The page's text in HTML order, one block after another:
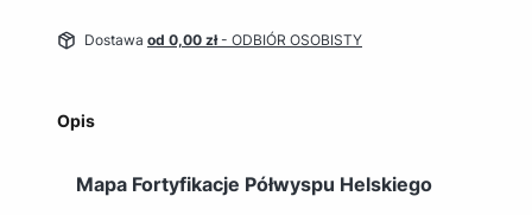
Dostawa od 0,00 zł- ODBIÓR OSOBISTY
Opis
Mapa Fortyfikacje Półwyspu Helskiego